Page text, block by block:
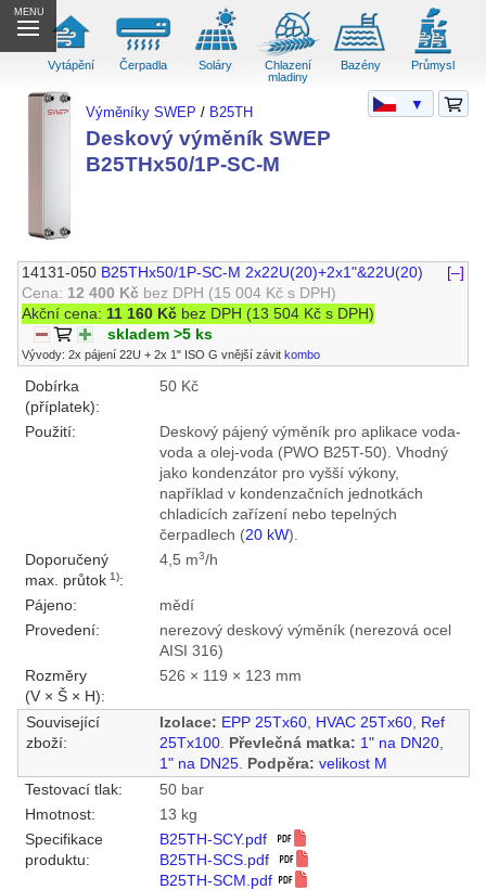
MENU
Vytápění Čerpadla Soláry
Chlazení
mladiny
Bazény Průmysl
Výměníky SWEP / B25TH
Deskový výměník SWEP
B25THx50/1P-SC-M
14131-050 B25THx50/1P-SC-M 2x22U(20)+2x1"&22U(20)
[–]
Cena: 12 400 Kč bez DPH (15 004 Kč s DPH)
Akční cena:11 160 Kč bez DPH (13 504 Kč s DPH)
skladem >5 ks
Vývody: 2x pájení 22U + 2x 1" ISO G vnější závitkombo
Dobírka
(příplatek):
50 Kč
Použití:
Deskový pájený výměník pro aplikace voda-
voda a olej-voda (PWO B25T-50). Vhodný
jako kondenzátor pro vyšší výkony,
například v kondenzačních jednotkách
chladicích zařízení nebo tepelných
čerpadlech (20 kW).
Doporučený
max. průtok1):
4,5 m3/h
Pájeno:
mědí
Provedení:
nerezový deskový výměník (nerezová ocel
AISI 316)
Rozměry
(V × Š × H):
526 × 119 × 123 mm
Související
zboží:
Izolace: EPP 25Tx60, HVAC 25Tx60, Ref
25Tx100. Převlečná matka: 1" na DN20,
1" na DN25. Podpěra: velikost M
Testovací tlak:
50 bar
Hmotnost:
13 kg
Specifikace
produktu:
B25TH-SCY.pdf
B25TH-SCS.pdf
B25TH-SCM.pdf
▼